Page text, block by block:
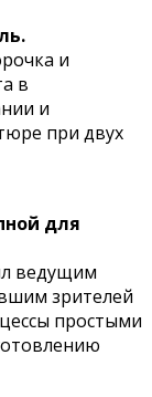
и
в
и
при двух
для
ведущим
зрителей
простыми